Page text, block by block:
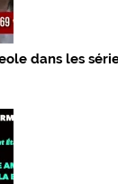
dans les